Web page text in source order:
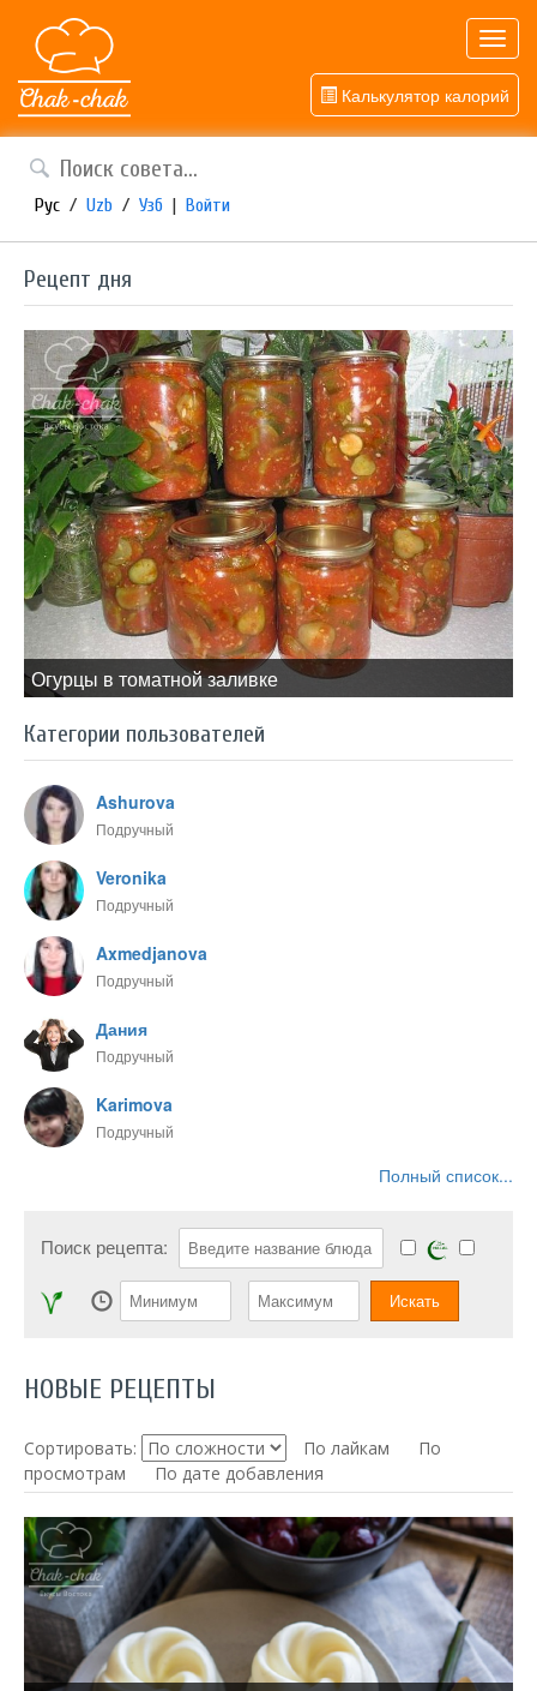
Калькулятор калорий
Рус / Uzb / Узб | Войти
Рецепт дня
Огурцы в томатной заливке
Категории пользователей
Ashurova
Подручный
Veronika
Подручный
Axmedjanova
Подручный
Дания
Подручный
Karimova
Подручный
Полный список...
Поиск рецепта:
НОВЫЕ РЕЦЕПТЫ
Сортировать: По лайкам
По
просмотрам
По дате добавления